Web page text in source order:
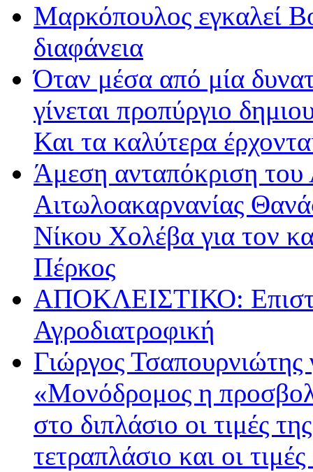
Μαρκόπουλος εγκαλεί
διαφάνεια
Όταν μέσα από μία
γίνεται προπύργιο
Και τα καλύτερα
Άμεση ανταπόκριση του
Αιτωλοακαρνανίας
Νίκου Χολέβα για τον
Πέρκος
ΑΠΟΚΛΕΙΣΤΙΚΟ:
Αγροδιατροφική
Γιώργος
«Μονόδρομος η
στο διπλάσιο οι τιμές
τετραπλάσιο και οι